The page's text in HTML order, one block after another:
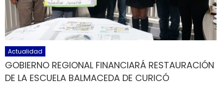
Actualidad
GOBIERNO REGIONAL FINANCIARÁ RESTAURACIÓN
DE LA ESCUELA BALMACEDA DE CURICÓ